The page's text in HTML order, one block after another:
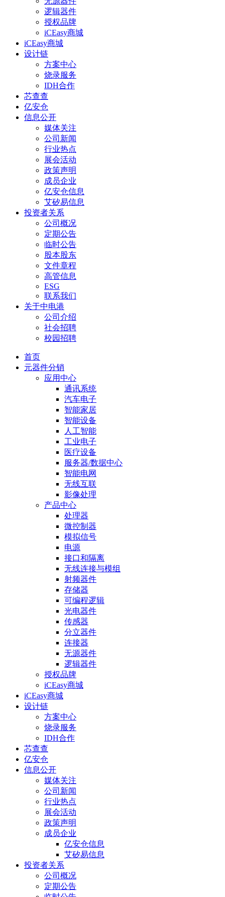
逻辑器件
授权品牌
iCEasy商城
iCEasy商城
设计链
方案中心
烧录服务
IDH合作
芯查查
亿安仓
信息公开
媒体关注
公司新闻
行业热点
展会活动
政策声明
成员企业
亿安仓信息
艾矽易信息
投资者关系
公司概况
定期公告
临时公告
股本股东
文件章程
高管信息
ESG
联系我们
关于中电港
公司介绍
社会招聘
校园招聘
首页
元器件分销
应用中心
通讯系统
汽车电子
智能家居
智能设备
人工智能
工业电子
医疗设备
服务器/数据中心
智能电网
无线互联
影像处理
产品中心
处理器
微控制器
模拟信号
电源
接口和隔离
无线连接与模组
射频器件
存储器
可编程逻辑
光电器件
传感器
分立器件
连接器
无源器件
逻辑器件
授权品牌
iCEasy商城
iCEasy商城
设计链
方案中心
烧录服务
IDH合作
芯查查
亿安仓
信息公开
媒体关注
公司新闻
行业热点
展会活动
政策声明
成员企业
亿安仓信息
艾矽易信息
投资者关系
公司概况
定期公告